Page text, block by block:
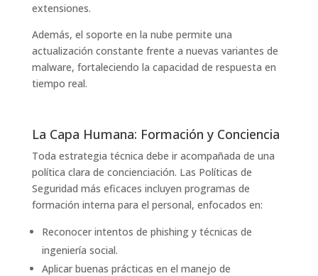
extensiones.
Además, el soporte en la nube permite una
actualización constante frente a nuevas variantes de
malware, fortaleciendo la capacidad de respuesta en
tiempo real.
La Capa Humana: Formación y Conciencia
Toda estrategia técnica debe ir acompañada de una
política clara de concienciación. Las Políticas de
Seguridad más eficaces incluyen programas de
formación interna para el personal, enfocados en:
Reconocer intentos de phishing y técnicas de
ingeniería social.
Aplicar buenas prácticas en el manejo de